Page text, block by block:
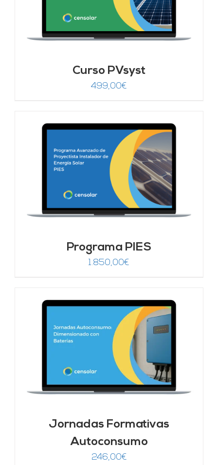
Curso PVsyst
499,00€
Programa PIES
1.850,00€
Jornadas Formativas
Autoconsumo
246,00€